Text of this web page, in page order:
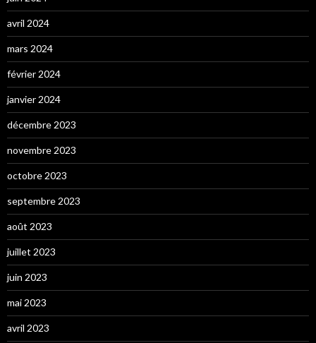
avril 2024
mars 2024
février 2024
janvier 2024
décembre 2023
novembre 2023
octobre 2023
septembre 2023
août 2023
juillet 2023
juin 2023
mai 2023
avril 2023